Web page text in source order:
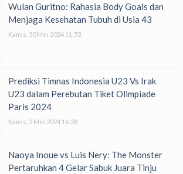
Wulan Guritno: Rahasia Body Goals dan
Menjaga Kesehatan Tubuh di Usia 43
Kamis, 30 Mei 2024 11:53
Prediksi Timnas Indonesia U23 Vs Irak
U23 dalam Perebutan Tiket Olimpiade
Paris 2024
Kamis, 2 Mei 2024 16:28
Naoya Inoue vs Luis Nery: The Monster
Pertaruhkan 4 Gelar Sabuk Juara Tinju